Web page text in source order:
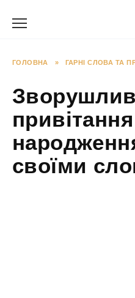
ГОЛОВНА » ГАРНІ СЛОВА ТА
своїми